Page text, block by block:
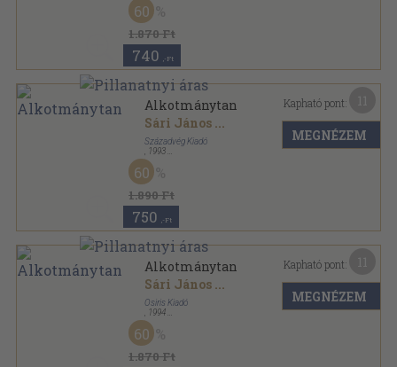
Osiris könyvek sorozat
1.870 Ft
60
740 ,-Ft
Alkotmánytan
Sári János ...
Századvég Kiadó
1993
Ragasztott papírkötés
Politika sorozat
1.890 Ft
60
750 ,-Ft
Kapható pont:
MEGNÉZEM
Alkotmánytan
Sári János ...
Osiris Kiadó
1994
Fűzött kemény papírkötés
Osiris könyvek sorozat
1.870 Ft
60
Kapható pont:
MEGNÉZEM